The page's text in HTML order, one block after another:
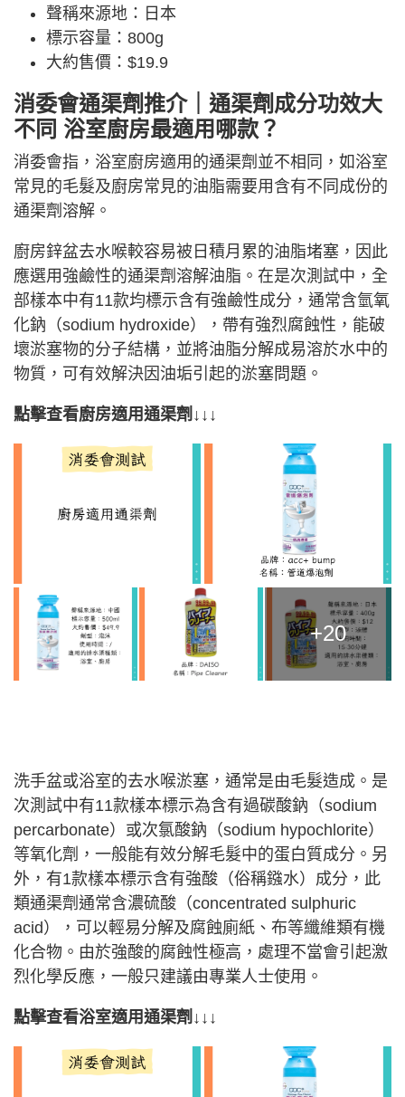
聲稱來源地：日本
標示容量：800g
大約售價：$19.9
消委會通渠劑推介｜通渠劑成分功效大
不同 浴室廚房最適用哪款？
消委會指，浴室廚房適用的通渠劑並不相同，如浴室
常見的毛髮及廚房常見的油脂需要用含有不同成份的
通渠劑溶解。
廚房鋅盆去水喉較容易被日積月累的油脂堵塞，因此
應選用強鹼性的通渠劑溶解油脂。在是次測試中，全
部樣本中有11款均標示含有強鹼性成分，通常含氫氧
化鈉（sodium hydroxide），帶有強烈腐蝕性，能破
壞淤塞物的分子結構，並將油脂分解成易溶於水中的
物質，可有效解決因油垢引起的淤塞問題。
點擊查看廚房適用通渠劑↓↓↓
+20
洗手盆或浴室的去水喉淤塞，通常是由毛髮造成。是
次測試中有11款樣本標示為含有過碳酸鈉（sodium
percarbonate）或次氯酸鈉（sodium hypochlorite）
等氧化劑，一般能有效分解毛髮中的蛋白質成分。另
外，有1款樣本標示含有強酸（俗稱鏹水）成分，此
類通渠劑通常含濃硫酸（concentrated sulphuric
acid），可以輕易分解及腐蝕廁紙、布等纖維類有機
化合物。由於強酸的腐蝕性極高，處理不當會引起激
烈化學反應，一般只建議由專業人士使用。
點擊查看浴室適用通渠劑↓↓↓